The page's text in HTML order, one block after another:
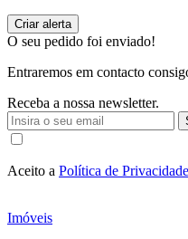
O seu pedido foi enviado!
Entraremos em contacto
Receba a nossa newsletter.
Aceito a Política de
Imóveis